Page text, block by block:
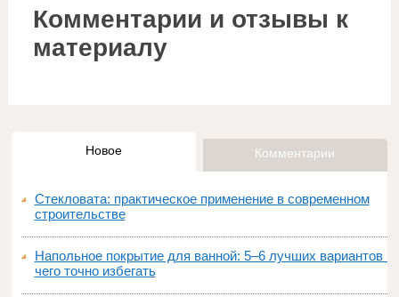
Комментарии и отзывы к
материалу
Новое Комментарии
Стекловата: практическое применение в современном
строительстве
Напольное покрытие для ванной: 5–6 лучших вариантов и
чего точно избегать